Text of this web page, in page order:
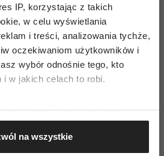
IP, korzystając z takich
w celu wyświetlania
i treści, analizowania tychże,
oczekiwaniom użytkowników i
wybór odnośnie tego, kto
i w jakich celach to robi.
chcielibyśmy również:
dotyczące Twojej lokalizacji
nawet do kilku metrów
urządzenie, aktywnie
na wszystkie
DRUKOWANE
E-WYDANIE